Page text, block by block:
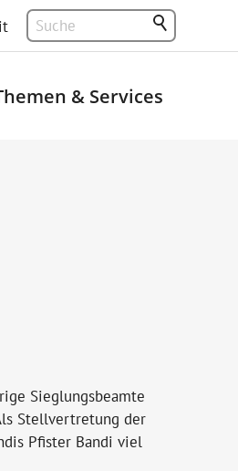
& Services
Sieglungsbeamte
Stellvertretung der
Pfister Bandi viel